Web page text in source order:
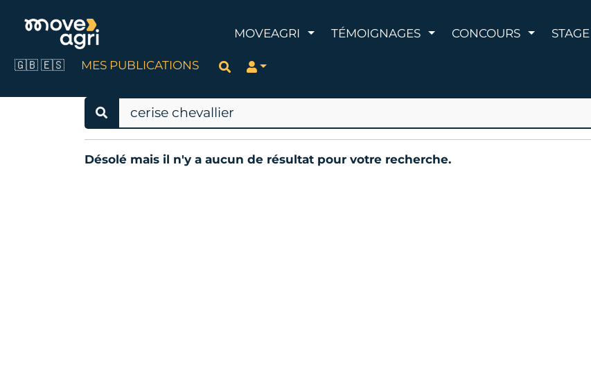
MOVEAGRI AFFICHER LE MENU
TÉMOIGNAGES AFFICHER LE MENU
CONCOURS STAGE
🇬🇧 🇪🇸 MES PUBLICATIONS Rechercher
Désolé mais il n'y a aucun de résultat pour votre recherche.